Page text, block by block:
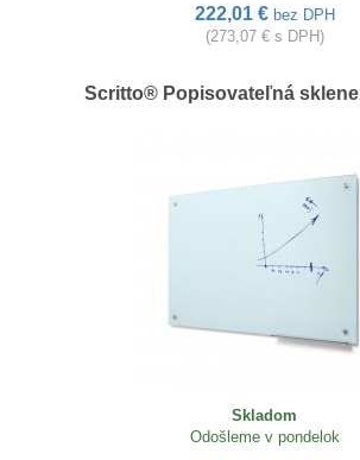
222,01 € bez DPH
(273,07 € s DPH)
Scritto® Popisovateľná
Skladom
Odošleme v pondelok